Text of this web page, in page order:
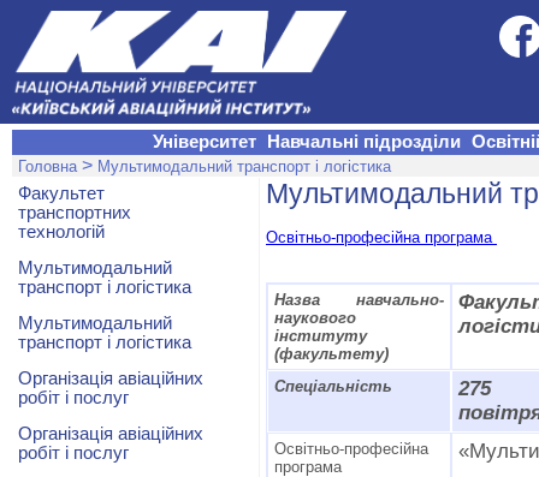
Університет Навчальні підрозділи
Головна > Мультимодальний транспорт і логістика
Мультимодальний
Освітньо-професійна програма
Назва навчально-
наукового
інституту
(факультету)
Спеціальність
275
Освітньо-професійна
програма
Факультет
транспортних
технологій
Мультимодальний
транспорт і логістика
Мультимодальний
транспорт і логістика
Організація авіаційних
робіт і послуг
Організація авіаційних
робіт і послуг